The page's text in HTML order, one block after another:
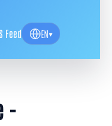
Feed EN▾
-